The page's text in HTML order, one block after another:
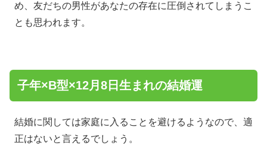
め、友だちの男性があなたの存在に圧倒されてしまうこ
とも思われます。
子年×B型×12月8日生まれの結婚運
結婚に関しては家庭に入ることを避けるようなので、適
正はないと言えるでしょう。